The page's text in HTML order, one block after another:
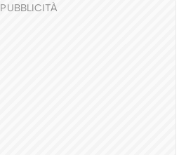
PUBBLICITÀ